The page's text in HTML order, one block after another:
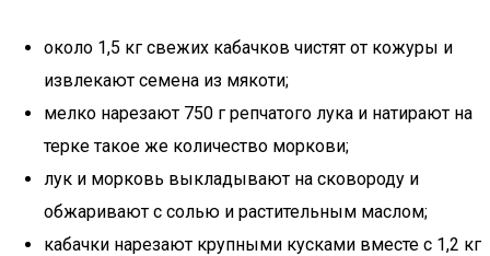
около 1,5 кг свежих кабачков чистят от кожуры и
извлекают семена из мякоти;
мелко нарезают 750 г репчатого лука и натирают на
терке такое же количество моркови;
лук и морковь выкладывают на сковороду и
обжаривают с солью и растительным маслом;
кабачки нарезают крупными кусками вместе с 1,2 кг